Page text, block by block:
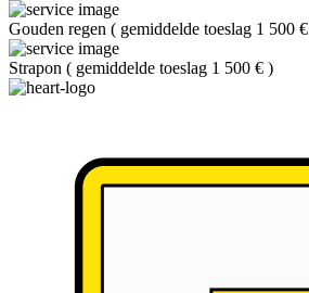
Gouden regen ( gemiddelde toeslag 1 500 €
Strapon ( gemiddelde toeslag 1 500 € )